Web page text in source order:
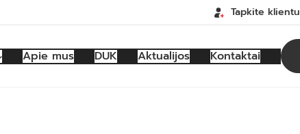
Tapkite klientu
Apie mus DUK Aktualijos Kontaktai